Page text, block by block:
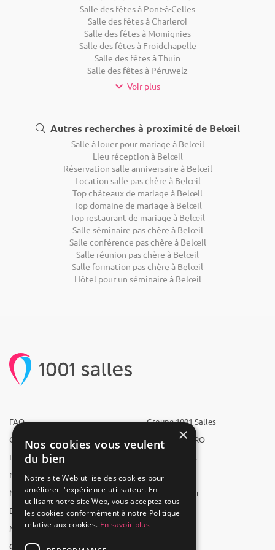
Salle des fêtes à Pont-à-Celles
Salle des fêtes à Charleroi
Salle des fêtes à Momignies
Salle des fêtes à Froidchapelle
Salle des fêtes à Thuin
Salle des fêtes à Péruwelz
Voir plus
Autres recherches à proximité de Belœil
Salle à louer pour mariage à Belœil
Lieu réception à Belœil
Réservation salle anniversaire à Belœil
Location salle pas chère à Belœil
Top châteaux de mariage à Belœil
Top domaine de mariage à Belœil
Top restaurant de mariage à Belœil
Salle séminaire pas chère à Belœil
Salle conférence pas chère à Belœil
Salle réunion pas chère à Belœil
Salle formation pas chère à Belœil
Hôtel pour un séminaire à Belœil
FAQ
Qui sommes-nous ?
L'équipe
Nous recrutons
Nos partenaires
Espace presse
Mentions légales
CGV
Groupe 1001 Salles
1001 Salles PRO
1001 Traiteurs
1001 Artistes
Reserverunbar
MP2
×
Nos cookies vous veulent
du bien
Notre site Web utilise des cookies pour
améliorer l'expérience utilisateur. En
utilisant notre site Web, vous acceptez tous
les cookies conformément à notre Politique
relative aux cookies. En savoir plus